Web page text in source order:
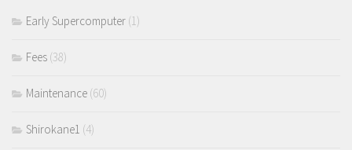
Early Supercomputer (1)
Fees (38)
Maintenance (60)
Shirokane1 (4)